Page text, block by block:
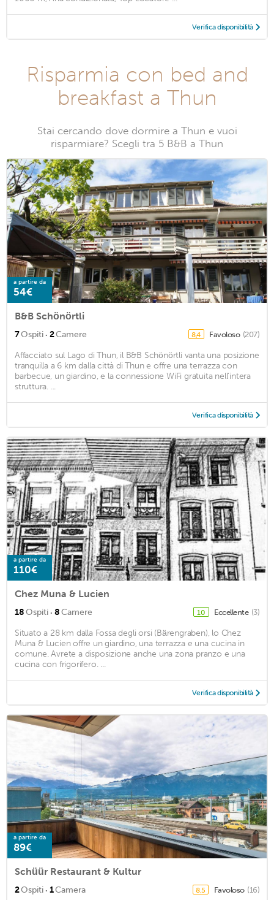
Verifica disponibilità
Risparmia con bed and
breakfast a Thun
Stai cercando dove dormire a Thun e vuoi
risparmiare? Scegli tra 5 B&B a Thun
a partire da
54€
B&B Schönörtli
7Ospiti · 2Camere 8,4 Favoloso (207)
Affacciato sul Lago di Thun, il B&B Schönörtli vanta una posizione
tranquilla a 6 km dalla città di Thun e offre una terrazza con
barbecue, un giardino, e la connessione WiFi gratuita nell'intera
struttura. ...
Verifica disponibilità
a partire da
110€
Chez Muna & Lucien
18Ospiti · 8Camere 10 Eccellente (3)
Situato a 28 km dalla Fossa degli orsi (Bärengraben), lo Chez
Muna & Lucien offre un giardino, una terrazza e una cucina in
comune. Avrete a disposizione anche una zona pranzo e una
cucina con frigorifero. ...
Verifica disponibilità
a partire da
89€
Schüür Restaurant & Kultur
2Ospiti · 1Camera 8,5 Favoloso (16)